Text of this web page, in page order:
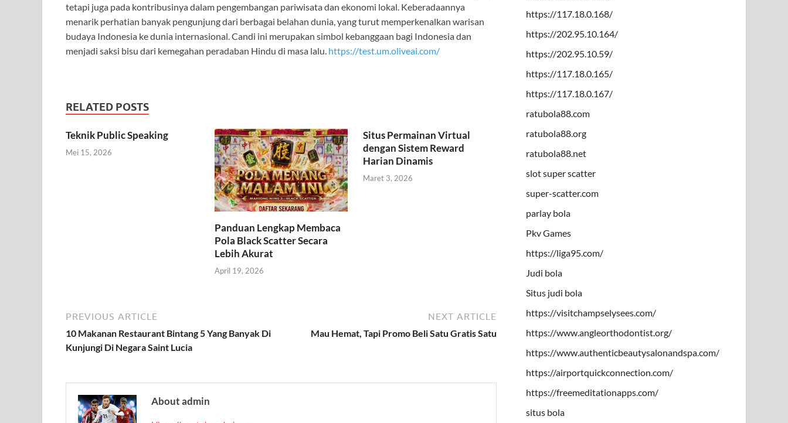
tetapi juga pada kontribusinya dalam pengembangan pariwisata dan ekonomi lokal. Keberadaannya
menarik perhatian banyak pengunjung dari berbagai belahan dunia, yang turut memperkenalkan warisan
budaya Indonesia ke dunia internasional. Candi ini merupakan simbol kebanggaan bagi Indonesia dan
menjadi saksi bisu dari kemegahan peradaban Hindu di masa lalu. https://test.um.oliveai.com/
RELATED POSTS
Teknik Public Speaking
Mei 15, 2026
Panduan Lengkap Membaca
Pola Black Scatter Secara
Lebih Akurat
April 19, 2026
Situs Permainan Virtual
dengan Sistem Reward
Harian Dinamis
Maret 3, 2026
PREVIOUS ARTICLE
10 Makanan Restaurant Bintang 5 Yang Banyak Di
Kunjungi Di Negara Saint Lucia
NEXT ARTICLE
Mau Hemat, Tapi Promo Beli Satu Gratis Satu
About admin
https://117.18.0.168/
https://202.95.10.164/
https://202.95.10.59/
https://117.18.0.165/
https://117.18.0.167/
ratubola88.com
ratubola88.org
ratubola88.net
slot super scatter
super-scatter.com
parlay bola
Pkv Games
https://liga95.com/
Judi bola
Situs judi bola
https://visitchampselysees.com/
https://www.angleorthodontist.org/
https://www.authenticbeautysalonandspa.com/
https://airportquickconnection.com/
https://freemeditationapps.com/
situs bola